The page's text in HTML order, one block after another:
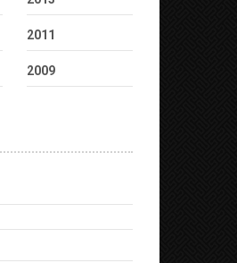
2011
2009